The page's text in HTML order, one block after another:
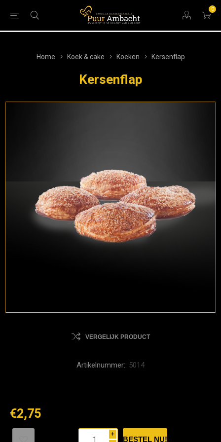
0
Home Koek & cake Koeken Kersenflap
Kersenflap
VERGELIJK PRODUCT
Artikelnummer:: 5014
€2,75
i